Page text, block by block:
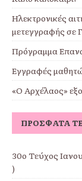
Ηλεκτρονικές
μετεγγραφής
Πρόγραμμα
Εγγραφές
«Ο Αρχέλαος»
ΠΡΌΣΦΑΤΑ
30ο Τεύχος
)